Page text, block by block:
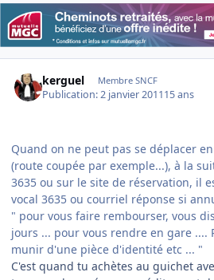
kerguel Membre SNCF
Publication:2 janvier 201115 ans
Quand on ne peut pas se déplacer
(route coupée par exemple...), à la
3635 ou sur le site de réservation, il
vocal 3635 ou courriel réponse si
" pour vous faire rembourser, vous
jours ... pour vous rendre en gare ....
munir d'une pièce d'identité etc ... "
C'est quand tu achètes au guichet